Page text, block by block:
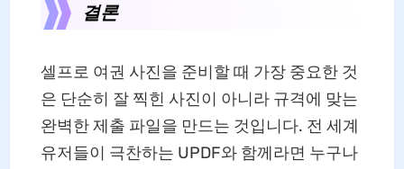
결론
셀프로 여권 사진을 준비할 때 가장 중요한 것
은 단순히 잘 찍힌 사진이 아니라 규격에 맞는
완벽한 제출 파일을 만드는 것입니다. 전 세계
유저들이 극찬하는 UPDF와 함께라면 누구나